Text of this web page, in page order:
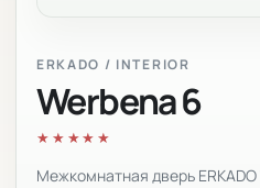
ERKADO / INTERIOR
Werbena 6
★★★★★
Межкомнатная дверь